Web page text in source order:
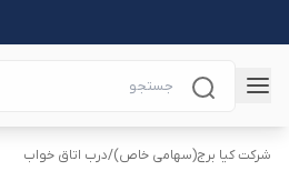
شرکت کیا برج(سهامی خاص)/درب اتاق خواب